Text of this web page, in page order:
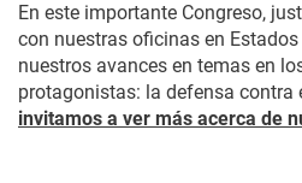
En este importante Congreso,
con nuestras oficinas en
nuestros avances en temas en
protagonistas: la defensa contra
invitamos a ver más acerca de